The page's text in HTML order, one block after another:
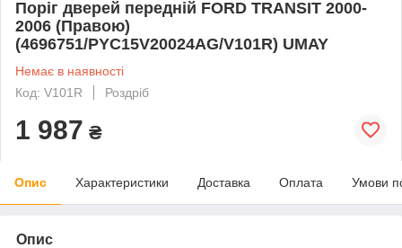
Поріг дверей передній FORD TRANSIT 2000-
2006 (Правою)
(4696751/PYC15V20024AG/V101R) UMAY
Немає в наявності
Код: V101R
Роздріб
1 987 ₴
Опис Характеристики Доставка Оплата Умови
Опис